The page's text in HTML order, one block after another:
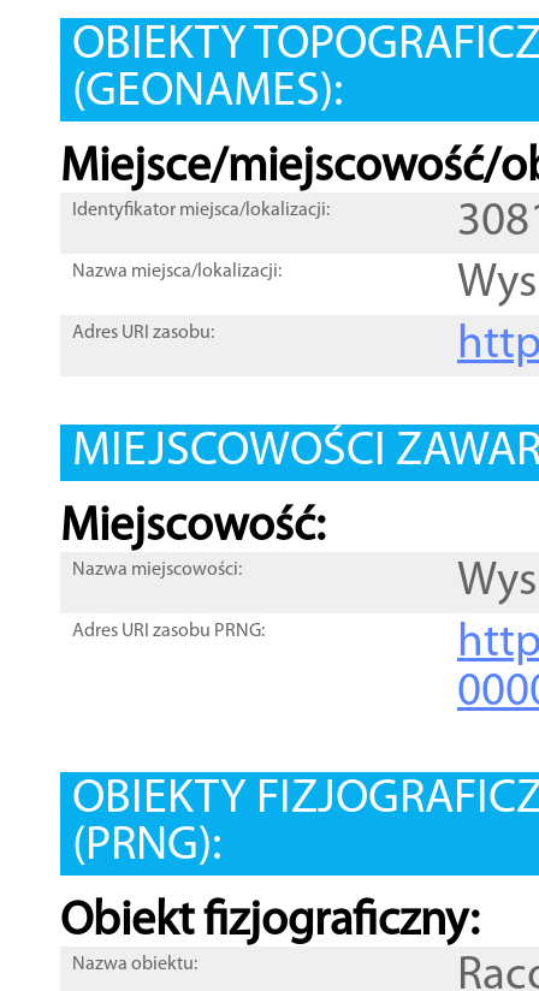
OBIEKTY
(GEONAMES):
Miejsce/miejscowość/
Identyfikator miejsca/lokalizacji:
Nazwa miejsca/lokalizacji:
Adres URI zasobu:
MIEJSCOWOŚCI
Miejscowość:
Nazwa miejscowości:
Adres URI zasobu PRNG:
OBIEKTY
(PRNG):
Obiekt fizjograficzny:
Nazwa obiektu: